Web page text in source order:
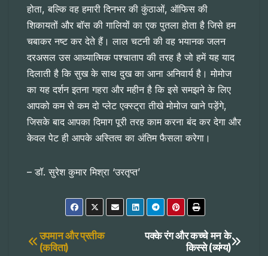
होता, बल्कि वह हमारी दिनभर की कुंठाओं, ऑफिस की
शिकायतों और बॉस की गालियों का एक पुतला होता है जिसे हम
चबाकर नष्ट कर देते हैं। लाल चटनी की वह भयानक जलन
दरअसल उस आध्यात्मिक पश्चाताप की तरह है जो हमें यह याद
दिलाती है कि सुख के साथ दुख का आना अनिवार्य है। मोमोज
का यह दर्शन इतना गहरा और महीन है कि इसे समझने के लिए
आपको कम से कम दो प्लेट एक्स्ट्रा तीखे मोमोज खाने पड़ेंगे,
जिसके बाद आपका दिमाग पूरी तरह काम करना बंद कर देगा और
केवल पेट ही आपके अस्तित्व का अंतिम फैसला करेगा।
– डॉ. सुरेश कुमार मिश्रा ‘उरतृप्त’
Post
पक्के रंग और कच्चे मन के
किस्से (व्यंग्य)
उपमान और प्रतीक
(कविता)